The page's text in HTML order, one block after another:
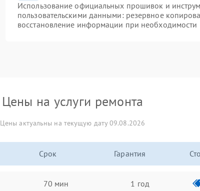
Использование официальных прошивок и
пользовательскими данными: резервное
восстановление информации при необходимости
Цены на услуги ремонта
Цены актуальны на текущую дату 09.08.2026
Срок Гарантия
70 мин 1 год